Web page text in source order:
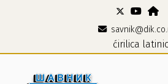
ćirilica